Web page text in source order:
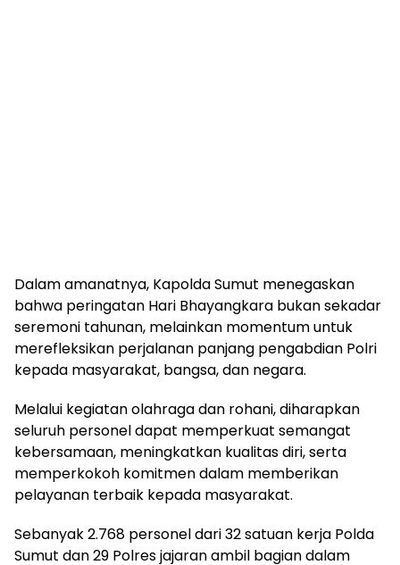
Dalam amanatnya, Kapolda Sumut menegaskan
bahwa peringatan Hari Bhayangkara bukan sekadar
seremoni tahunan, melainkan momentum untuk
merefleksikan perjalanan panjang pengabdian Polri
kepada masyarakat, bangsa, dan negara.
Melalui kegiatan olahraga dan rohani, diharapkan
seluruh personel dapat memperkuat semangat
kebersamaan, meningkatkan kualitas diri, serta
memperkokoh komitmen dalam memberikan
pelayanan terbaik kepada masyarakat.
Sebanyak 2.768 personel dari 32 satuan kerja Polda
Sumut dan 29 Polres jajaran ambil bagian dalam